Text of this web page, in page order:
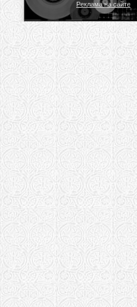
Реклама на сайте